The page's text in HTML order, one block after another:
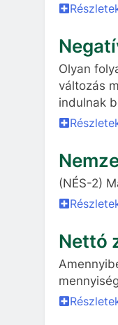
Olyan
változás
indulnak
(NÉS-2)
Nettó